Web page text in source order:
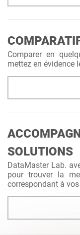
Comparer en
mettez en évidence
SOLUTIONS
DataMaster Lab.
pour trouver la
correspondant à